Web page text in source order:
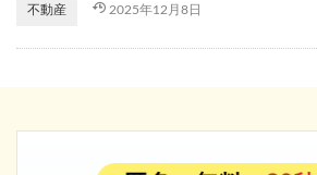
不動産 2025年12月8日